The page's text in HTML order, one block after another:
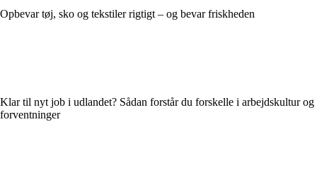
Opbevar tøj, sko og tekstiler rigtigt – og bevar friskheden
Klar til nyt job i udlandet? Sådan forstår du forskelle i arbejdskultur og
forventninger